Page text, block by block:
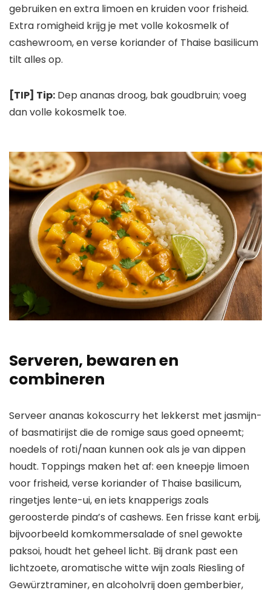
gebruiken en extra limoen en kruiden voor frisheid.
Extra romigheid krijg je met volle kokosmelk of
cashewroom, en verse koriander of Thaise basilicum
tilt alles op.
[TIP] Tip: Dep ananas droog, bak goudbruin; voeg
dan volle kokosmelk toe.
Serveren, bewaren en
combineren
Serveer ananas kokoscurry het lekkerst met jasmijn-
of basmatirijst die de romige saus goed opneemt;
noedels of roti/naan kunnen ook als je van dippen
houdt. Toppings maken het af: een kneepje limoen
voor frisheid, verse koriander of Thaise basilicum,
ringetjes lente-ui, en iets knapperigs zoals
geroosterde pinda’s of cashews. Een frisse kant erbij,
bijvoorbeeld komkommersalade of snel gewokte
paksoi, houdt het geheel licht. Bij drank past een
lichtzoete, aromatische witte wijn zoals Riesling of
Gewürztraminer, en alcoholvrij doen gemberbier,